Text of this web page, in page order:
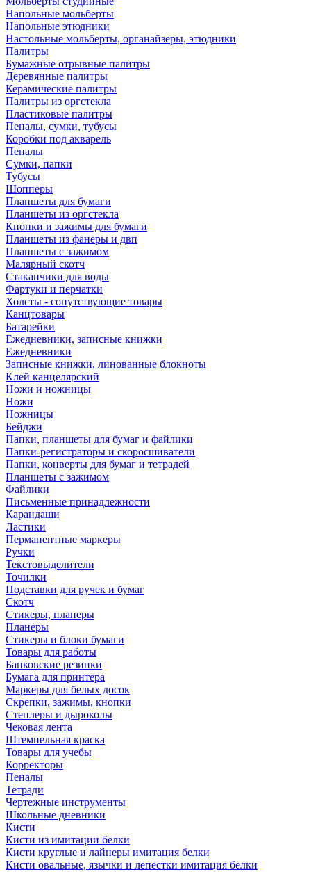
Напольные мольберты
Напольные этюдники
Настольные мольберты, органайзеры, этюдники
Палитры
Бумажные отрывные палитры
Деревянные палитры
Керамические палитры
Палитры из оргстекла
Пластиковые палитры
Пеналы, сумки, тубусы
Коробки под акварель
Пеналы
Сумки, папки
Тубусы
Шопперы
Планшеты для бумаги
Планшеты из оргстекла
Кнопки и зажимы для бумаги
Планшеты из фанеры и двп
Планшеты с зажимом
Малярный скотч
Стаканчики для воды
Фартуки и перчатки
Холсты - сопутствующие товары
Канцтовары
Батарейки
Ежедневники, записные книжки
Ежедневники
Записные книжки, линованные блокноты
Клей канцелярский
Ножи и ножницы
Ножи
Ножницы
Бейджи
Папки, планшеты для бумаг и файлики
Папки-регистраторы и скоросшиватели
Папки, конверты для бумаг и тетрадей
Планшеты с зажимом
Файлики
Письменные принадлежности
Карандаши
Ластики
Перманентные маркеры
Ручки
Текстовыделители
Точилки
Подставки для ручек и бумаг
Скотч
Стикеры, планеры
Планеры
Стикеры и блоки бумаги
Товары для работы
Банковские резинки
Бумага для принтера
Маркеры для белых досок
Скрепки, зажимы, кнопки
Степлеры и дыроколы
Чековая лента
Штемпельная краска
Товары для учебы
Корректоры
Пеналы
Тетради
Чертежные инструменты
Школьные дневники
Кисти
Кисти из имитации белки
Кисти круглые и лайнеры имитация белки
Кисти овальные, язычки и лепестки имитация белки